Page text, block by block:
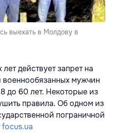
выехать в Молдову в
действует запрет на
военнообязанных мужчин
до 60 лет. Некоторые из
правила. Об одном из
пограничной
focus.ua